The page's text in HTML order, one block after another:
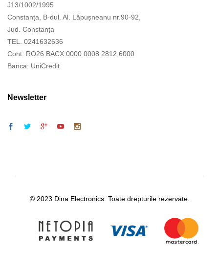
J13/1002/1995
Constanța, B-dul. Al. Lăpușneanu nr.90-92,
Jud. Constanța
TEL. 0241632636
Cont: RO26 BACX 0000 0008 2812 6000
Banca: UniCredit
Newsletter
© 2023 Dina Electronics. Toate drepturile rezervate.